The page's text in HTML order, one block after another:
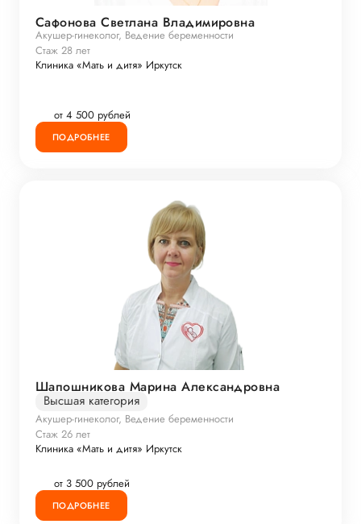
Сафонова Светлана Владимировна
Акушер-гинеколог, Ведение беременности
Стаж 28 лет
Клиника «Мать и дитя» Иркутск
от 4 500 рублей
ПОДРОБНЕЕ
Шапошникова Марина Александровна
Высшая категория
Акушер-гинеколог, Ведение беременности
Стаж 26 лет
Клиника «Мать и дитя» Иркутск
от 3 500 рублей
ПОДРОБНЕЕ